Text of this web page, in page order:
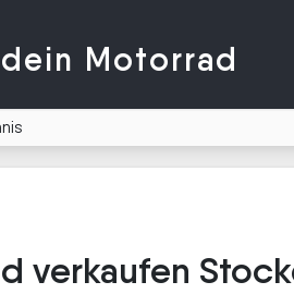
dein Motorrad
verkaufen